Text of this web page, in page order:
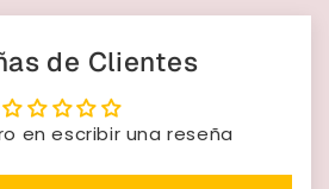
de Clientes
en escribir una reseña